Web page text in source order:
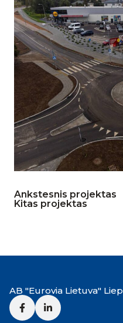
Ankstesnis projektas
Kitas projektas
AB "Eurovia Lietuva"